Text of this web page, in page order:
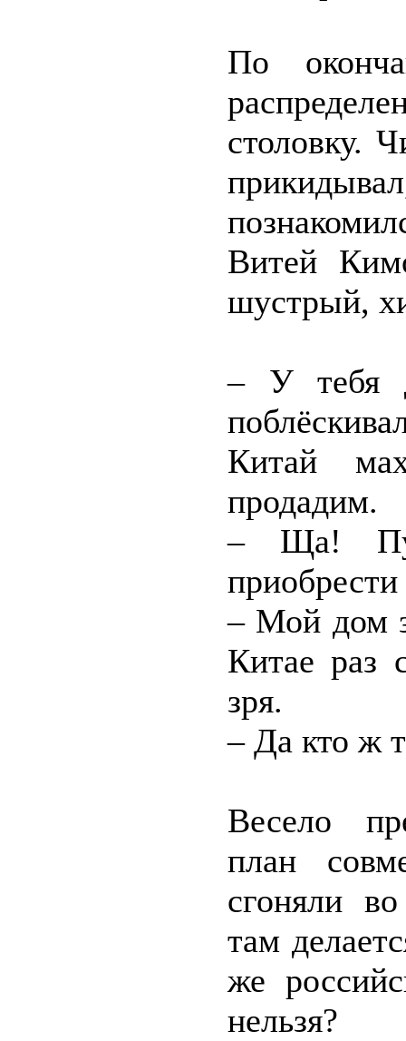
По
столовку.
Витей
шустрый,
– У тебя
Китай
продадим.
– Ща!
– Мой дом
Китае раз
зря.
– Да кто ж
Весело
план
сгоняли
там
же
нельзя?